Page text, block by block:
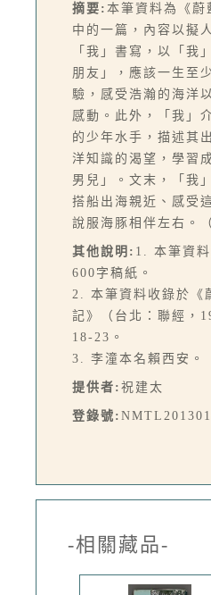
摘要: 本筆資料為《蔚
中的一篇，內容以擬
「我」書寫，以「我
朋友」，應該一生至
驗，感受浩瀚的海洋
感動。此外，「我」
的少年水手，描述其
洋知識的渴望，學習
男兒」。文末，「我
搭船出海親近、感受
說服海豚相伴左右。
其他說明: 1. 本筆資
600字稿紙。
2. 本筆資料收錄於《
記》（台北：聯經，
18-23。
3. 李潼本名賴西安。
提供者: 祝建太
登錄號:
-相關藏品-